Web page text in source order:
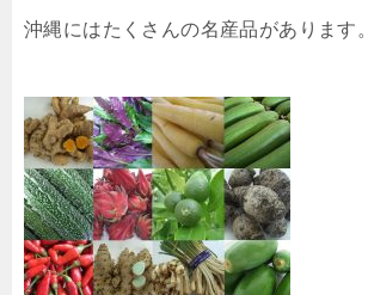
b
o
k
a et
Li
沖縄にはたくさんの名産品があります。